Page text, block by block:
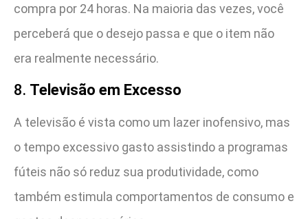
compra por 24 horas. Na maioria das vezes, você
perceberá que o desejo passa e que o item não
era realmente necessário.
8. Televisão em Excesso
A televisão é vista como um lazer inofensivo, mas
o tempo excessivo gasto assistindo a programas
fúteis não só reduz sua produtividade, como
também estimula comportamentos de consumo e